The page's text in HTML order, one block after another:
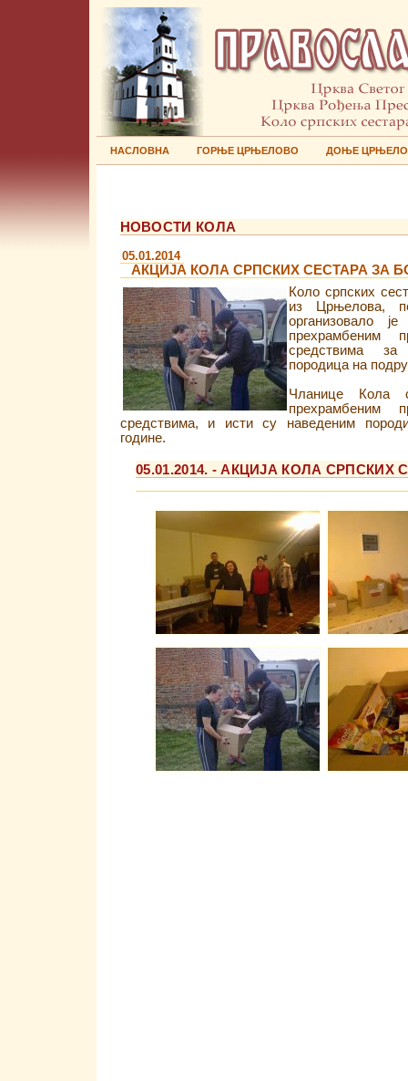
НАСЛОВНА ГОРЊЕ ЦРЊЕЛОВО ДОЊЕ
НОВОСТИ КОЛА
05.01.2014
АКЦИЈА КОЛА СРПСКИХ СЕСТАРА ЗА
Коло српских
из Црњелова,
организовало
прехрамбеним
средствима за
породица на
Чланице Кола
прехрамбеним
средствима, и исти су наведеним
године.
05.01.2014. - АКЦИЈА КОЛА